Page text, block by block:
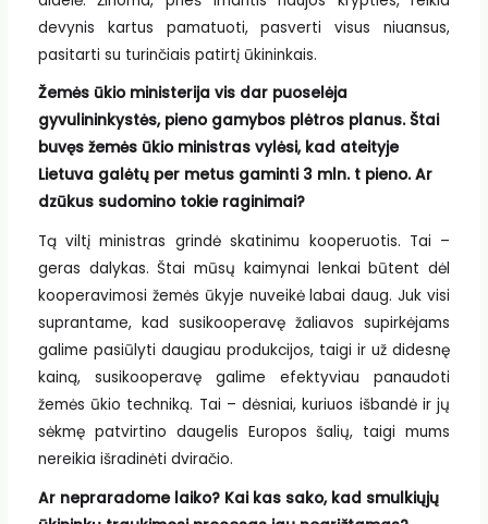
devynis kartus pamatuoti, pasverti visus niuansus,
pasitarti su turinčiais patirtį ūkininkais.
Žemės ūkio ministerija vis dar puoselėja
gyvulininkystės, pieno gamybos plėtros planus. Štai
buvęs žemės ūkio ministras vylėsi, kad ateityje
Lietuva galėtų per metus gaminti 3 mln. t pieno. Ar
dzūkus sudomino tokie raginimai?
Tą viltį ministras grindė skatinimu kooperuotis. Tai –
geras dalykas. Štai mūsų kaimynai lenkai būtent dėl
kooperavimosi žemės ūkyje nuveikė labai daug. Juk visi
suprantame, kad susikooperavę žaliavos supirkėjams
galime pasiūlyti daugiau produkcijos, taigi ir už didesnę
kainą, susikooperavę galime efektyviau panaudoti
žemės ūkio techniką. Tai – dėsniai, kuriuos išbandė ir jų
sėkmę patvirtino daugelis Europos šalių, taigi mums
nereikia išradinėti dviračio.
Ar nepraradome laiko? Kai kas sako, kad smulkiųjų